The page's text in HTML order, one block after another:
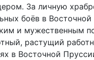
За личную
боёв в
и мужественным
растущий
в Восточной